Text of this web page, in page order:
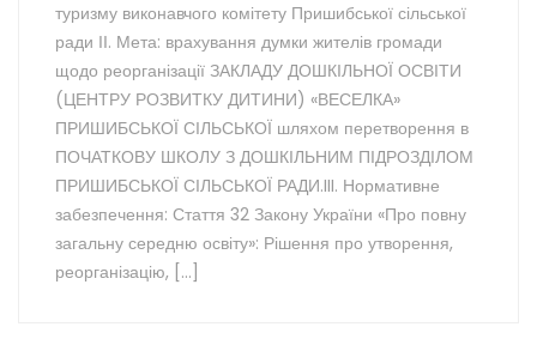
туризму виконавчого комітету Пришибської сільської
ради ІІ. Мета: врахування думки жителів громади
щодо реорганізації ЗАКЛАДУ ДОШКІЛЬНОЇ ОСВІТИ
(ЦЕНТРУ РОЗВИТКУ ДИТИНИ) «ВЕСЕЛКА»
ПРИШИБСЬКОЇ СІЛЬСЬКОЇ шляхом перетворення в
ПОЧАТКОВУ ШКОЛУ З ДОШКІЛЬНИМ ПІДРОЗДІЛОМ
ПРИШИБСЬКОЇ СІЛЬСЬКОЇ РАДИ.III. Нормативне
забезпечення: Стаття 32 Закону України «Про повну
загальну середню освіту»: Рішення про утворення,
реорганізацію, […]